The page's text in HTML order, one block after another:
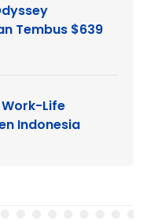
Tembus $639
Life
Indonesia